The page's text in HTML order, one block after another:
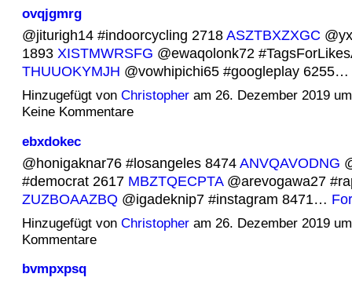
ovqjgmrg
@jiturigh14 #indoorcycling 2718ASZTBXZXGC
1893 XISTMWRSFG @ewaqolonk72
THUUOKYMJH @vowhipichi65 #googleplay 6255…
Hinzugefügt von Christopheram 26. Dezember 2019
Keine Kommentare
ebxdokec
@honigaknar76 #losangeles 8474ANVQAVODNG
#democrat 2617 MBZTQECPTA@arevogawa27
ZUZBOAAZBQ@igadeknip7 #instagram 8471…
Hinzugefügt von Christopheram 26. Dezember 2019
Kommentare
bvmpxpsq